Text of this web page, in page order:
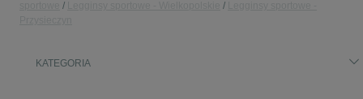
KATEGORIA